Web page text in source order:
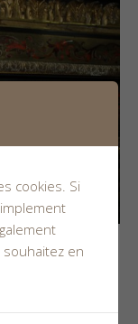
cookies. Si
en